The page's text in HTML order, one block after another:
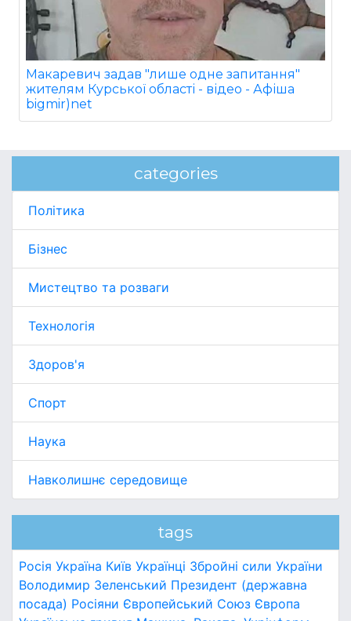
Макаревич задав "лише одне запитання"
жителям Курської області - відео - Афіша
bigmir)net
categories
Політика
Бізнес
Мистецтво та розваги
Технологія
Здоров'я
Спорт
Наука
Навколишнє середовище
tags
Росія Україна Київ Українці Збройні сили України
Володимир Зеленський Президент (державна
посада) Росіяни Європейський Союз Європа